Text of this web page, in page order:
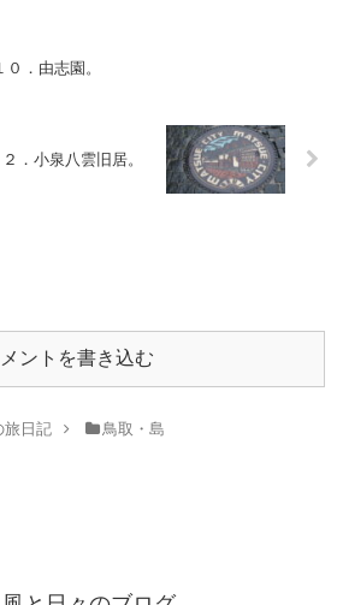
０．由志園。
２．小泉八雲旧居。
ントを書き込む
旅日記
鳥取・島